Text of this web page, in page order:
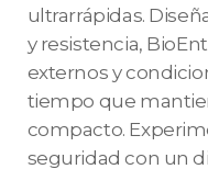
ultrarrápidas.
y resistencia,
externos y
tiempo que
compacto.
seguridad con un